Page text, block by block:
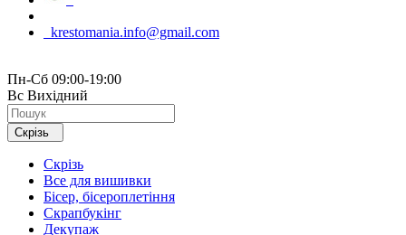
krestomania.info@gmail.com
Пн-Сб 09:00-19:00
Вс Вихідний
Скрізь
Скрізь
Все для вишивки
Бісер, бісероплетіння
Скрапбукінг
Декупаж